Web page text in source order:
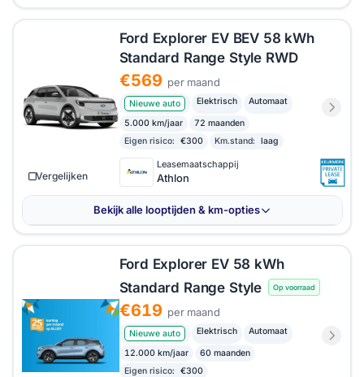
Ford Explorer EV BEV 58 kWh
Standard Range Style RWD
€569 per maand
Nieuwe auto Elektrisch Automaat
5.000 km/jaar
72 maanden
Eigen risico:
€300 Km.stand: laag
Leasemaatschappij
Athlon
Vergelijken
Bekijk alle looptijden & km-opties
Ford Explorer EV 58 kWh
Standard Range Style
Op voorraad
€619 per maand
Nieuwe auto Elektrisch Automaat
12.000 km/jaar
60 maanden
Eigen risico:
€300